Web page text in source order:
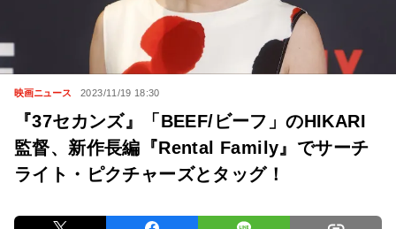
映画ニュース 2023/11/19 18:30
『37セカンズ』「BEEF/ビーフ」のHIKARI
監督、新作長編『Rental Family』でサーチ
ライト・ピクチャーズとタッグ！